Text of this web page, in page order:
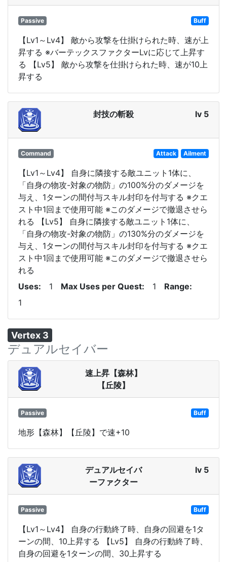
Passive Buff
【Lv1～Lv4】 敵から攻撃を仕掛けられた時、速が上
昇する ※バーテックスファクターLvに応じて上昇す
る 【Lv5】 敵から攻撃を仕掛けられた時、速が10上
昇する
封技の斬殺 lv 5
Command Attack Ailment
【Lv1～Lv4】 自身に隣接する敵ユニット1体に、
「自身の物攻-対象の物防」の100%分のダメージを
与え、1ターンの間付与スキル封印を付与する ※クエ
スト中1回まで使用可能 ※このダメージで撤退させら
れる 【Lv5】 自身に隣接する敵ユニット1体に、
「自身の物攻-対象の物防」の130%分のダメージを
与え、1ターンの間付与スキル封印を付与する ※クエ
スト中1回まで使用可能 ※このダメージで撤退させら
れる
Uses
1 Max Uses per Quest 1
Range
1
Vertex 3
デュアルセイバー
速上昇【森林】
【丘陵】
Passive Buff
地形【森林】【丘陵】で速+10
デュアルセイバ
ーファクター
lv 5
Passive Buff
【Lv1～Lv4】 自身の行動終了時、自身の回避を1タ
ーンの間、10上昇する 【Lv5】 自身の行動終了時、
自身の回避を1ターンの間、30上昇する